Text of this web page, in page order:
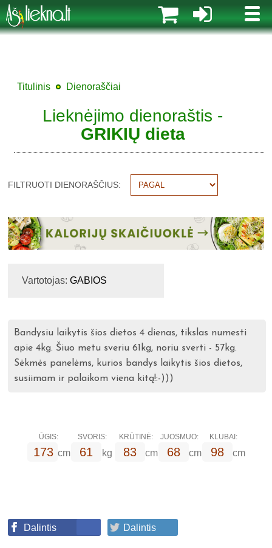
MENIU
Titulinis Dienoraščiai
Lieknėjimo dienoraštis -
GRIKIŲ dieta
FILTRUOTI DIENORAŠČIUS:
Vartotojas:GABIOS
Bandysiu laikytis šios dietos 4 dienas, tikslas numesti
apie 4kg. Šiuo metu sveriu 61kg, noriu sverti - 57kg.
Sėkmės panelėms, kurios bandys laikytis šios dietos,
susiimam ir palaikom viena kitą!:-)))
ŪGIS: SVORIS: KRŪTINĖ: JUOSMUO: KLUBAI:
173 cm 61 kg 83 cm 68 cm 98 cm
Dalintis Dalintis